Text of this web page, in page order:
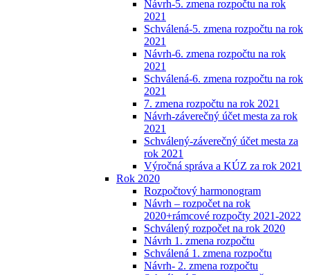
Návrh-5. zmena rozpočtu na rok
2021
Schválená-5. zmena rozpočtu na rok
2021
Návrh-6. zmena rozpočtu na rok
2021
Schválená-6. zmena rozpočtu na rok
2021
7. zmena rozpočtu na rok 2021
Návrh-záverečný účet mesta za rok
2021
Schválený-záverečný účet mesta za
rok 2021
Výročná správa a KÚZ za rok 2021
Rok 2020
Rozpočtový harmonogram
Návrh – rozpočet na rok
2020+rámcové rozpočty 2021-2022
Schválený rozpočet na rok 2020
Návrh 1. zmena rozpočtu
Schválená 1. zmena rozpočtu
Návrh- 2. zmena rozpočtu